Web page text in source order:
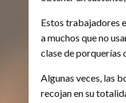
Estos trabajadores
a muchos que no
clase de porquerías
Algunas veces, las
recojan en su